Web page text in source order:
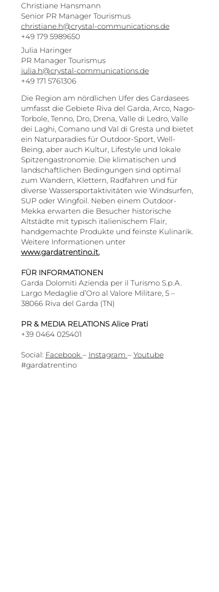
Christiane Hansmann
Senior PR Manager Tourismus
christiane.h@crystal-communications.de
+49 179 5989650
Julia Haringer
PR Manager Tourismus
julia.h@crystal-communications.de
+49 171 5761306
Die Region am nördlichen Ufer des Gardasees
umfasst die Gebiete Riva del Garda, Arco, Nago-
Torbole, Tenno, Dro, Drena, Valle di Ledro, Valle
dei Laghi, Comano und Val di Gresta und bietet
ein Naturparadies für Outdoor-Sport, Well-
Being, aber auch Kultur, Lifestyle und lokale
Spitzengastronomie. Die klimatischen und
landschaftlichen Bedingungen sind optimal
zum Wandern, Klettern, Radfahren und für
diverse Wassersportaktivitäten wie Windsurfen,
SUP oder Wingfoil. Neben einem Outdoor-
Mekka erwarten die Besucher historische
Altstädte mit typisch italienischem Flair,
handgemachte Produkte und feinste Kulinarik.
Weitere Informationen unter
www.gardatrentino.it.
FÜR INFORMATIONEN
Garda Dolomiti Azienda per il Turismo S.p.A.
Largo Medaglie d’Oro al Valore Militare, 5 –
38066 Riva del Garda (TN)
PR & MEDIA RELATIONS Alice Prati
+39 0464 025401
Social: Facebook – Instagram – Youtube
#gardatrentino